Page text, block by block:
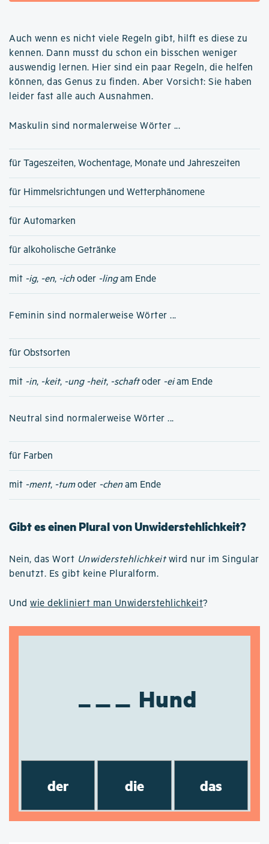
Auch wenn es nicht viele Regeln gibt, hilft es diese zu
kennen. Dann musst du schon ein bisschen weniger
auswendig lernen. Hier sind ein paar Regeln, die helfen
können, das Genus zu finden. Aber Vorsicht: Sie haben
leider fast alle auch Ausnahmen.
Maskulin sind normalerweise Wörter ...
für Tageszeiten, Wochentage, Monate und Jahreszeiten
für Himmelsrichtungen und Wetterphänomene
für Automarken
für alkoholische Getränke
mit -ig, -en, -ich oder -lingam Ende
Feminin sind normalerweise Wörter ...
für Obstsorten
mit -in, -keit, -ung -heit, -schaftoder -eiam Ende
Neutral sind normalerweise Wörter ...
für Farben
mit -ment, -tumoder -chen am Ende
Gibt es einen Plural von Unwiderstehlichkeit?
Nein, das Wort Unwiderstehlichkeitwird nur im Singular
benutzt. Es gibt keine Pluralform.
Und wie dekliniert man Unwiderstehlichkeit?
Hund
der die das